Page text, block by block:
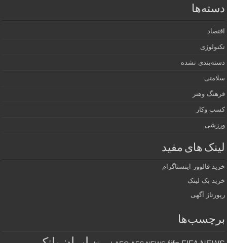
دسته‌ها
اقتصاد
تکنولوژی
دسته‌بندی نشده
سلامتی
فرهنگ وهنر
کسب وکار
ورزشی
لینک های مفید
خرید فالوور اینستاگرام
خرید بک لینک
رپورتاژ آگهی
برچسب‌ها